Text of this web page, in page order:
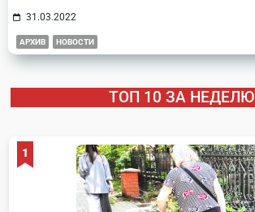
31.03.2022
АРХИВ НОВОСТИ
ТОП 10 ЗА НЕДЕЛЮ